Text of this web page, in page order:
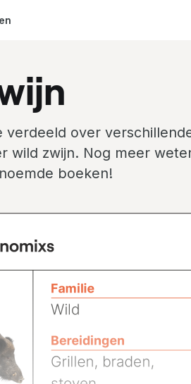
verdeeld over
wild zwijn. Nog meer
boeken!